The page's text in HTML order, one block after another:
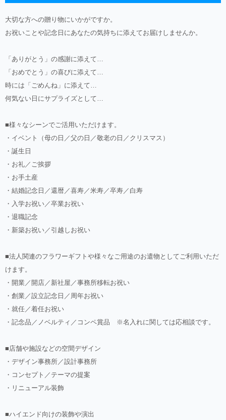
大切な方への贈り物にいかがですか。
お祝いことや記念日にあなたの気持ちに添えてお届けしませんか。
「ありがとう」の感謝に添えて…
「おめでとう」の喜びに添えて…
時には「ごめんね」に添えて…
何気ない日にサプライズとして…
■様々なシーンでご活用いただけます。
・イベント（母の日／父の日／敬老の日／クリスマス）
・誕生日
・お礼／ご挨拶
・お手土産
・結婚記念日／還暦／喜寿／米寿／卒寿／白寿
・入学お祝い／卒業お祝い
・退職記念
・新築お祝い／引越しお祝い
■法人関連のフラワーギフトや様々なご用途のお遣物としてご利用いただ
けます。
・開業／開店／新社屋／事務所移転お祝い
・創業／設立記念日／周年お祝い
・就任／着任お祝い
・記念品／ノベルティ／コンペ賞品 ※名入れに関しては応相談です。
■店舗や施設などの空間デザイン
・デザイン事務所／設計事務所
・コンセプト／テーマの提案
・リニューアル装飾
■ハイエンド向けの装飾や演出